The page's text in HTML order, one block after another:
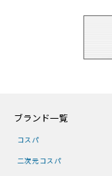
ブランド一覧
コスパ
二次元コスパ